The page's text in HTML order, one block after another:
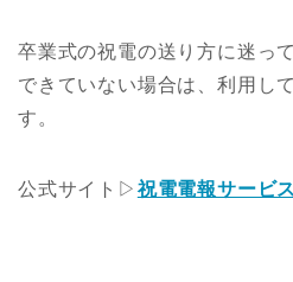
卒業式の祝電の送り方に迷っ
できていない場合は、利用し
す。
公式サイト▷祝電電報サービ